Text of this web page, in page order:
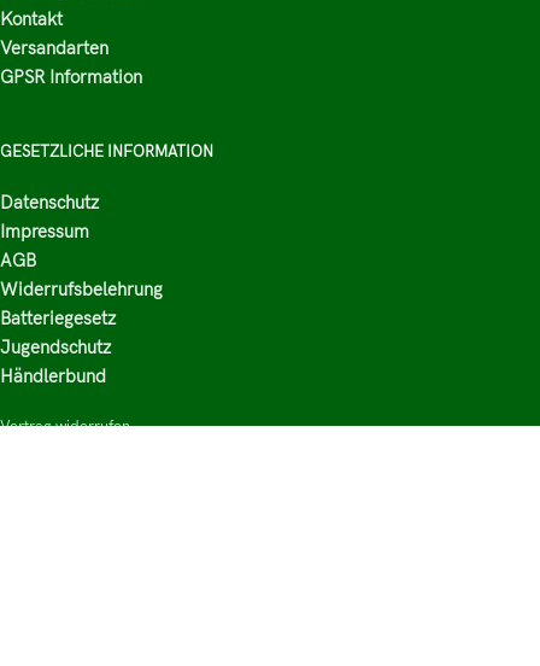
Kontakt
Versandarten
GPSR Information
GESETZLICHE INFORMATION
Datenschutz
Impressum
AGB
Widerrufsbelehrung
Batteriegesetz
Jugendschutz
Händlerbund
Vertrag widerrufen